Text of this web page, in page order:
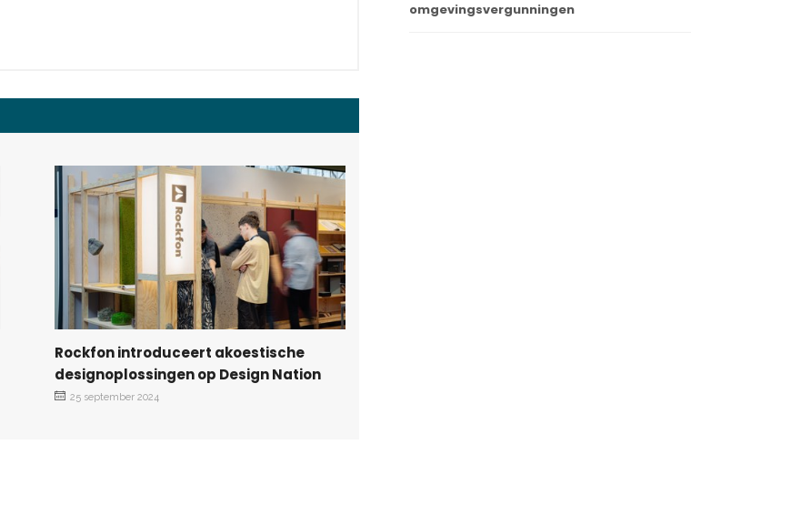
Rockfon introduceert akoestische
designoplossingen op Design Nation
25 september 2024
omgevingsvergunningen